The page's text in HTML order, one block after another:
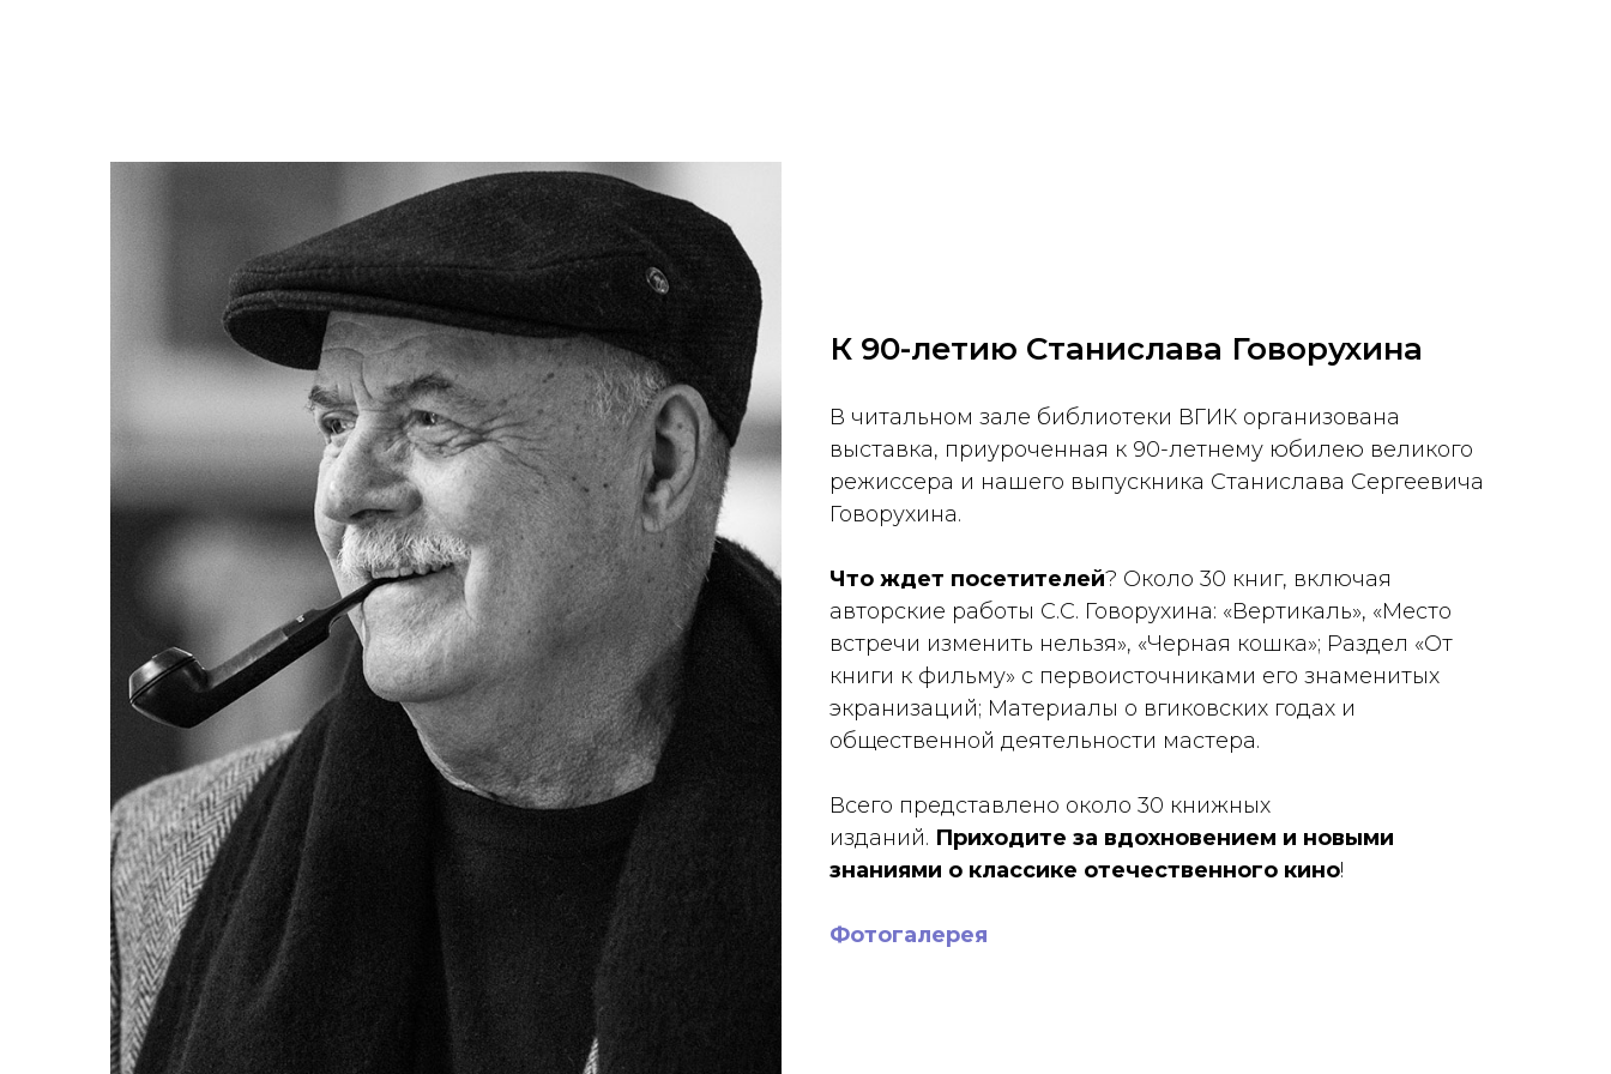
К 90-летию Станислава Говорухина
В читальном зале библиотеки ВГИК организована
выставка, приуроченная к 90-летнему юбилею великого
режиссера и нашего выпускника Станислава Сергеевича
Говорухина.
Что ждет посетителей? Около 30 книг, включая
авторские работы С.С. Говорухина: «Вертикаль», «Место
встречи изменить нельзя», «Черная кошка»; Раздел «От
книги к фильму» с первоисточниками его знаменитых
экранизаций; Материалы о вгиковских годах и
общественной деятельности мастера.
Всего представлено около 30 книжных
изданий. Приходите за вдохновением и новыми
знаниями о классике отечественного кино!
Фотогалерея